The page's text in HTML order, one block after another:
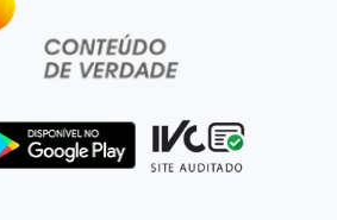
Campo Grande
incêndio no Santo Amaro